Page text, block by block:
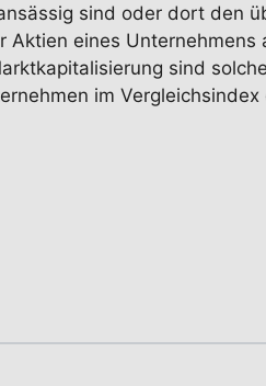
sind oder dort den
eines Unternehmens
sind
im Vergleichsindex